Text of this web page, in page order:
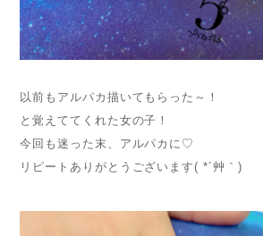
以前もアルパカ描いてもらった～！
と覚えててくれた女の子！
今回も迷った末、アルパカに♡
リピートありがとうございます( *´艸｀)